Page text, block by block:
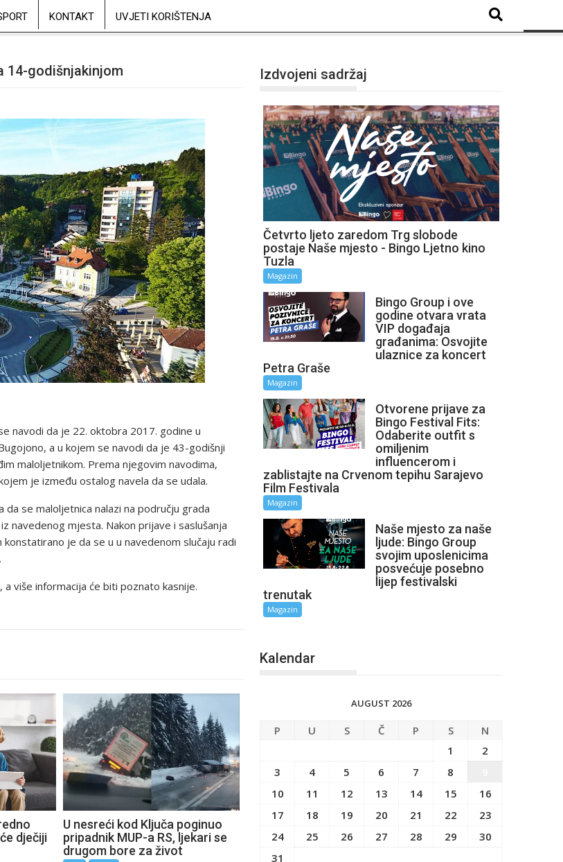
KONTAKT UVJETI KORIŠTENJA
14-godišnjakinjom
navodi da je 22. oktobra 2017. godine u
a u kojem se navodi da je 43-godišnji
maloljetnikom. Prema njegovim navodima,
je između ostalog navela da se udala.
se maloljetnica nalazi na području grada
navedenog mjesta. Nakon prijave i saslušanja
je da se u u navedenom slučaju radi
više informacija će biti poznato kasnije.
dječiji
U nesreći kod Ključa poginuo
pripadnik MUP-a RS, ljekari se
drugom bore za život
Izdvojeni sadržaj
Četvrto ljeto zaredom Trg slobode
postaje Naše mjesto - Bingo Ljetno kino
Tuzla
Magazin
Bingo Group i ove
godine otvara vrata
VIP događaja
građanima: Osvojite
ulaznice za koncert
Petra Graše
Magazin
Otvorene prijave za
Bingo Festival Fits:
Odaberite outfit s
omiljenim
influencerom i
zablistajte na Crvenom tepihu Sarajevo
Film Festivala
Magazin
Naše mjesto za naše
ljude: Bingo Group
svojim uposlenicima
posvećuje posebno
lijep festivalski
trenutak
Magazin
Kalendar
AUGUST 2026
P U S Č P S
N
1
2
3
4 5 6 7 8
10
11 12 13 14 15
16
17
18 19 20 21 22
23
24
25 26 27 28 29
30
31